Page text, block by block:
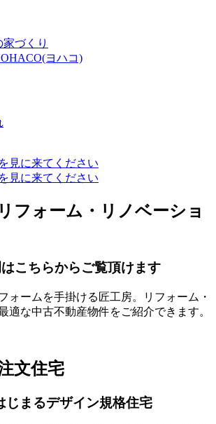
こちらからご覧頂けます
ォームを手掛ける匠工房。リフォーム・
適な中古不動産物件をご紹介できます。
じまるデザイン規格住宅